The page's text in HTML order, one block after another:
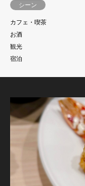
シーン
カフェ・喫茶
お酒
観光
宿泊